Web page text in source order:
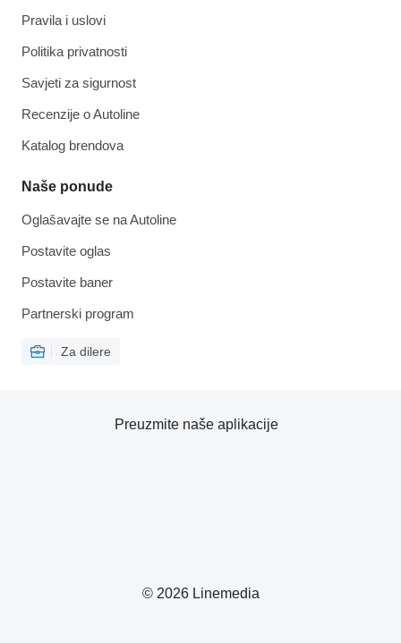
Pravila i uslovi
Politika privatnosti
Savjeti za sigurnost
Recenzije o Autoline
Katalog brendova
Naše ponude
Oglašavajte se na Autoline
Postavite oglas
Postavite baner
Partnerski program
Za dilere
© 2026 Linemedia
Preuzmite naše aplikacije